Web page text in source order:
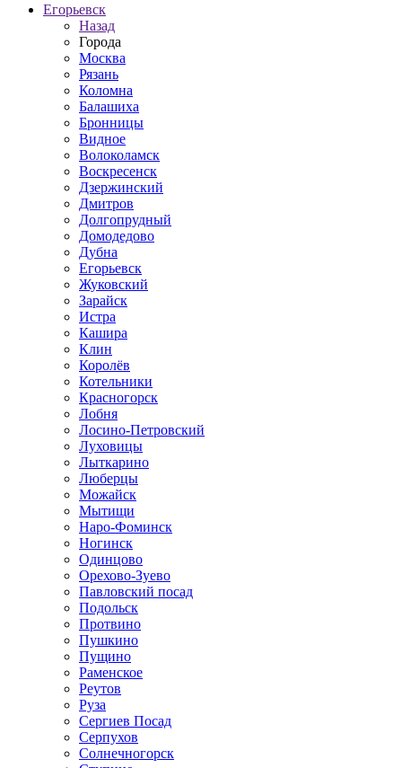
Егорьевск
Назад
Города
Москва
Рязань
Коломна
Балашиха
Бронницы
Видное
Волоколамск
Воскресенск
Дзержинский
Дмитров
Долгопрудный
Домодедово
Дубна
Егорьевск
Жуковский
Зарайск
Истра
Кашира
Клин
Королёв
Котельники
Красногорск
Лобня
Лосино-Петровский
Луховицы
Лыткарино
Люберцы
Можайск
Мытищи
Наро-Фоминск
Ногинск
Одинцово
Орехово-Зуево
Павловский посад
Подольск
Протвино
Пушкино
Пущино
Раменское
Реутов
Руза
Сергиев Посад
Серпухов
Солнечногорск